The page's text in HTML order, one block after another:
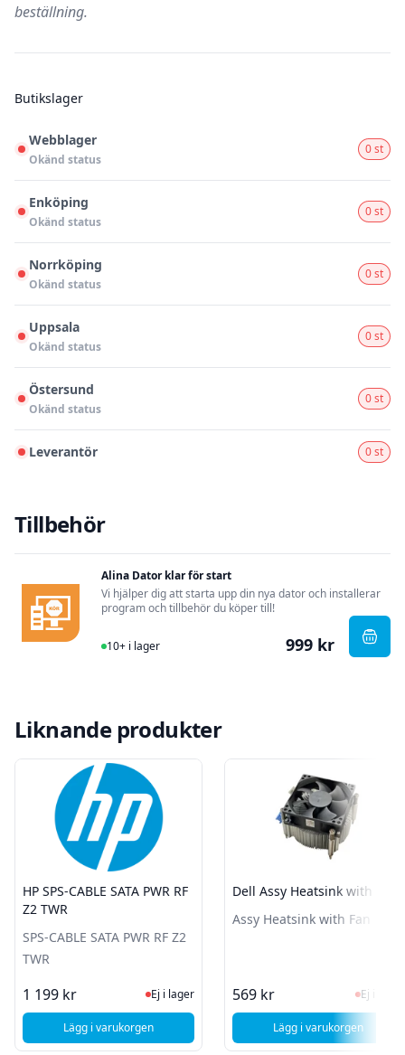
beställning.
Butikslager
Webblager
Okänd status
0 st
Enköping
Okänd status
0 st
Norrköping
Okänd status
0 st
Uppsala
Okänd status
0 st
Östersund
Okänd status
0 st
Leverantör 0 st
Tillbehör
Alina Dator klar för start
Vi hjälper dig att starta upp din nya dator och installerar
program och tillbehör du köper till!
I Lager
10+ i lager 999 kr ,
Liknande produkter
HP SPS-CABLE SATA PWR RF
Z2 TWR
SPS-CABLE SATA PWR RF Z2
TWR
1 199 kr Ej i lager, besök produktsidan för
Ej i lager
Lägg i varukorgen, HP SPS-CABLE SATA PWR RF Z2 TWR
Dell Assy Heatsink with Fan
Assy Heatsink with Fan
569 kr Ej i
Ej i lager
Lägg i varukorgen
, Dell Assy